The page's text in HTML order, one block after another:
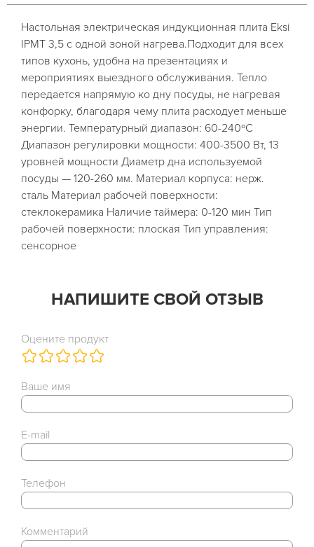
Настольная электрическая индукционная плита Eksi
IPMT 3,5 с одной зоной нагрева.Подходит для всех
типов кухонь, удобна на презентациях и
мероприятиях выездного обслуживания. Тепло
передается напрямую ко дну посуды, не нагревая
конфорку, благодаря чему плита расходует меньше
энергии. Температурный диапазон: 60-240ºС
Диапазон регулировки мощности: 400-3500 Вт, 13
уровней мощности Диаметр дна используемой
посуды — 120-260 мм. Материал корпуса: нерж.
сталь Материал рабочей поверхности:
стеклокерамика Наличие таймера: 0-120 мин Тип
рабочей поверхности: плоская Тип управления:
сенсорное
НАПИШИТЕ СВОЙ ОТЗЫВ
Оцените продукт
Ваше имя
E-mail
Телефон
Комментарий